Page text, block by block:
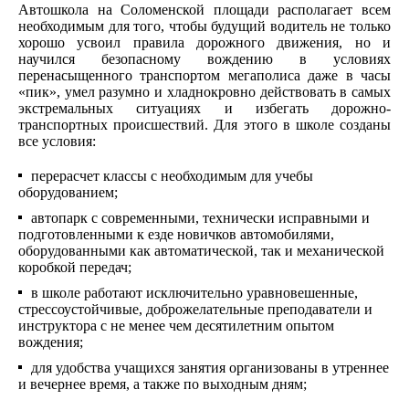
Автошкола на Соломенской площади располагает всем
необходимым для того, чтобы будущий водитель не только
хорошо усвоил правила дорожного движения, но и
научился безопасному вождению в условиях
перенасыщенного транспортом мегаполиса даже в часы
«пик», умел разумно и хладнокровно действовать в самых
экстремальных ситуациях и избегать дорожно-
транспортных происшествий. Для этого в школе созданы
все условия:
перерасчет классы с необходимым для учебы
оборудованием;
автопарк с современными, технически исправными и
подготовленными к езде новичков автомобилями,
оборудованными как автоматической, так и механической
коробкой передач;
в школе работают исключительно уравновешенные,
стрессоустойчивые, доброжелательные преподаватели и
инструктора с не менее чем десятилетним опытом
вождения;
для удобства учащихся занятия организованы в утреннее
и вечернее время, а также по выходным дням;